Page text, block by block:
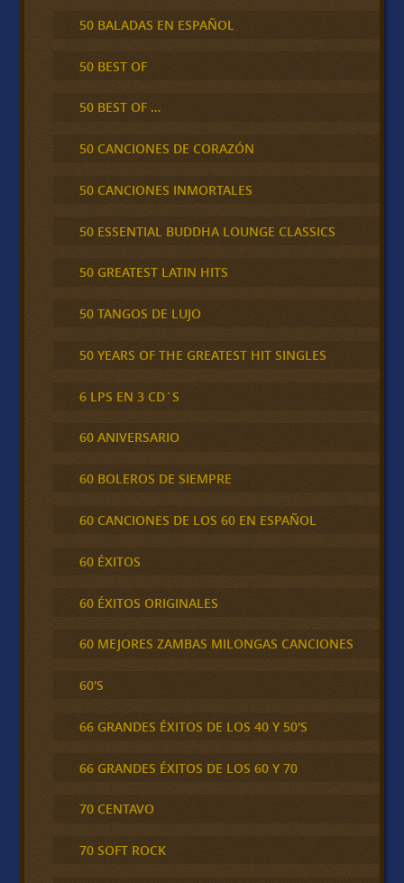
50 BALADAS EN ESPAÑOL
50 BEST OF
50 BEST OF …
50 CANCIONES DE CORAZÓN
50 CANCIONES INMORTALES
50 ESSENTIAL BUDDHA LOUNGE CLASSICS
50 GREATEST LATIN HITS
50 TANGOS DE LUJO
50 YEARS OF THE GREATEST HIT SINGLES
6 LPS EN 3 CD´S
60 ANIVERSARIO
60 BOLEROS DE SIEMPRE
60 CANCIONES DE LOS 60 EN ESPAÑOL
60 ÉXITOS
60 ÉXITOS ORIGINALES
60 MEJORES ZAMBAS MILONGAS CANCIONES
60'S
66 GRANDES ÉXITOS DE LOS 40 Y 50'S
66 GRANDES ÉXITOS DE LOS 60 Y 70
70 CENTAVO
70 SOFT ROCK